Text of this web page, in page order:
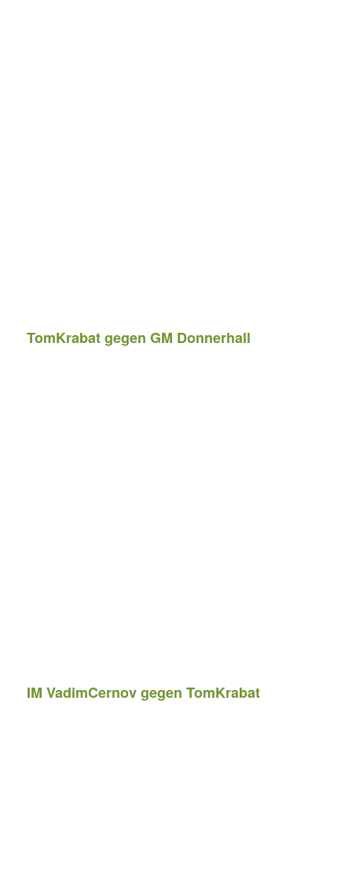
TomKrabat gegen GM Donnerhall
IM VadimCernov gegen TomKrabat